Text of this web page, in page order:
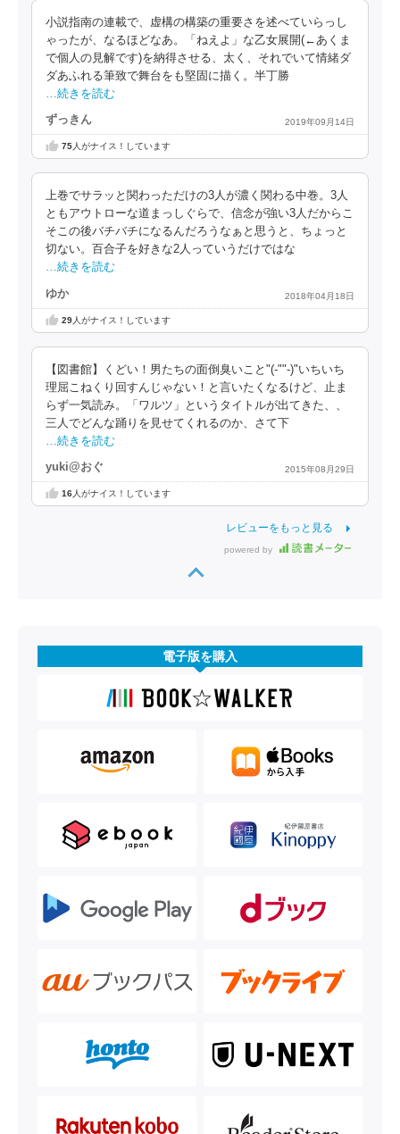
小説指南の連載で、虚構の構築の重要さを述べていらっし
ゃったが、なるほどなあ。「ねえよ」な乙女展開(←あくま
で個人の見解です)を納得させる、太く、それでいて情緒ダ
ダあふれる筆致で舞台をも堅固に描く。半丁勝
…続きを読む
ずっきん 2019年09月14日
75人がナイス！しています
上巻でサラッと関わっただけの3人が濃く関わる中巻。3人
ともアウトローな道まっしぐらで、信念が強い3人だからこ
そこの後バチバチになるんだろうなぁと思うと、ちょっと
切ない。百合子を好きな2人っていうだけではな
…続きを読む
ゆか 2018年04月18日
29人がナイス！しています
【図書館】くどい！男たちの面倒臭いこと"(-""-)"いちいち
理屈こねくり回すんじゃない！と言いたくなるけど、止ま
らず一気読み。「ワルツ」というタイトルが出てきた、、
三人でどんな踊りを見せてくれるのか、さて下
…続きを読む
yuki@おぐ 2015年08月29日
16人がナイス！しています
レビューをもっと見る
powered by
電子版を購入